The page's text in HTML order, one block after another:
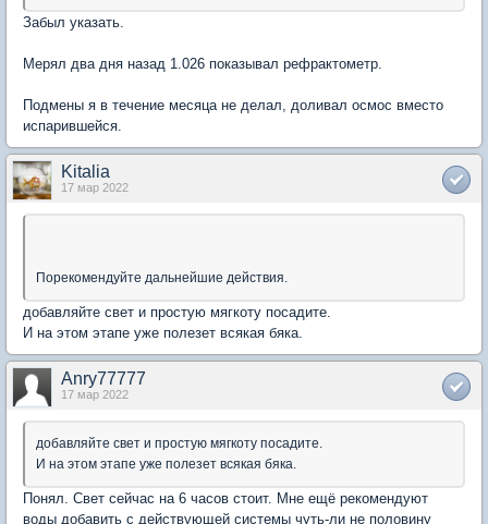
Забыл указать.
Мерял два дня назад 1.026 показывал рефрактометр.
Подмены я в течение месяца не делал, доливал осмос вместо
испарившейся.
Kitalia
17 мар 2022
Порекомендуйте дальнейшие действия.
добавляйте свет и простую мягкоту посадите.
И на этом этапе уже полезет всякая бяка.
Anry77777
17 мар 2022
добавляйте свет и простую мягкоту посадите.
И на этом этапе уже полезет всякая бяка.
Понял. Свет сейчас на 6 часов стоит. Мне ещё рекомендуют
воды добавить с действующей системы чуть-ли не половину